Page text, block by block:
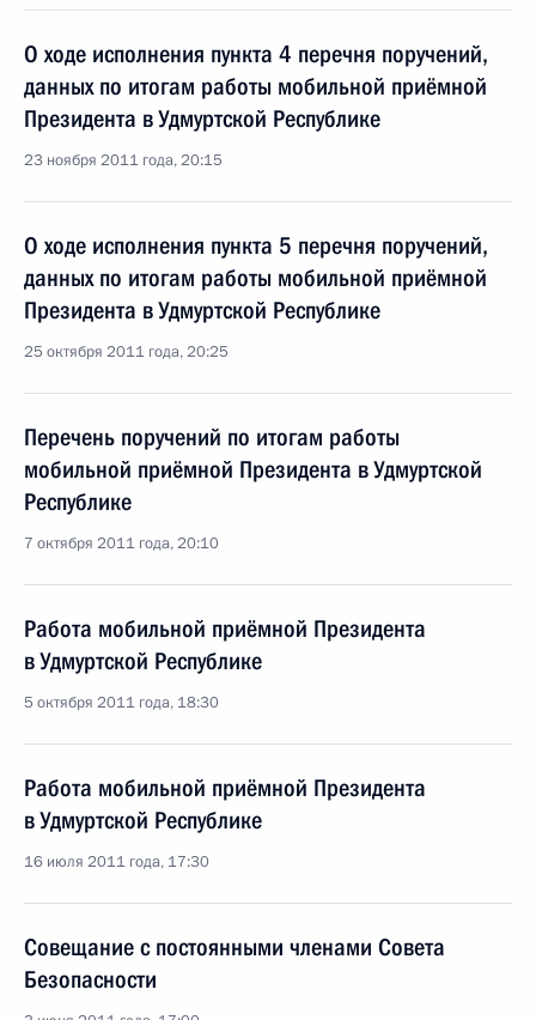
О ходе исполнения пункта 4 перечня поручений,
данных по итогам работы мобильной приёмной
Президента в Удмуртской Республике
23 ноября 2011 года, 20:15
О ходе исполнения пункта 5 перечня поручений,
данных по итогам работы мобильной приёмной
Президента в Удмуртской Республике
25 октября 2011 года, 20:25
Перечень поручений по итогам работы
мобильной приёмной Президента в Удмуртской
Республике
7 октября 2011 года, 20:10
Работа мобильной приёмной Президента
в Удмуртской Республике
5 октября 2011 года, 18:30
Работа мобильной приёмной Президента
в Удмуртской Республике
16 июля 2011 года, 17:30
Совещание с постоянными членами Совета
Безопасности